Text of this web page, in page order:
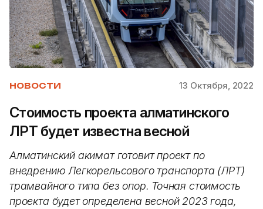
НОВОСТИ 13 Октября, 2022
Стоимость проекта алматинского
ЛРТ будет известна весной
Алматинский акимат готовит проект по
внедрению Легкорельсового транспорта (ЛРТ)
трамвайного типа без опор. Точная стоимость
проекта будет определена весной 2023 года,